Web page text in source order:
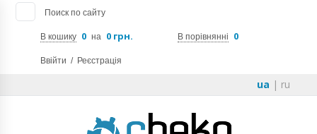
Поиск по сайту
В кошику 0 на 0 грн. В порівнянні 0
Ввійти / Реєстрація
ua | ru